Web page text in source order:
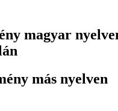
magyar
más nyelven